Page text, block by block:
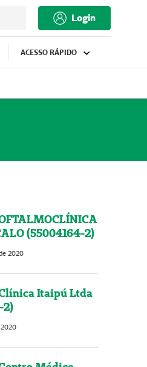
Login
ACESSO RÁPIDO
(55004164-2)
2020
Itaipú Ltda
2)